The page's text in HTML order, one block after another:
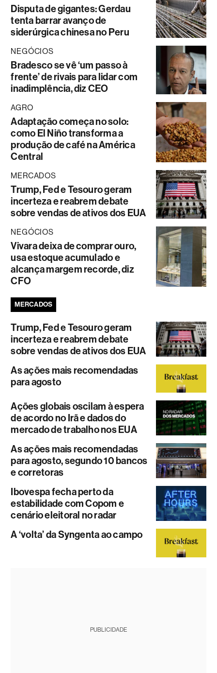
Disputa de gigantes: Gerdau
tenta barrar avanço de
siderúrgica chinesa no Peru
NEGÓCIOS
Bradesco se vê ‘um passo à
frente’ de rivais para lidar com
inadimplência, diz CEO
AGRO
Adaptação começa no solo:
como El Niño transforma a
produção de café na América
Central
MERCADOS
Trump, Fed e Tesouro geram
incerteza e reabrem debate
sobre vendas de ativos dos EUA
NEGÓCIOS
Vivara deixa de comprar ouro,
usa estoque acumulado e
alcança margem recorde, diz
CFO
MERCADOS
Trump, Fed e Tesouro geram
incerteza e reabrem debate
sobre vendas de ativos dos EUA
As ações mais recomendadas
para agosto
Ações globais oscilam à espera
de acordo no Irã e dados do
mercado de trabalho nos EUA
As ações mais recomendadas
para agosto, segundo 10 bancos
e corretoras
Ibovespa fecha perto da
estabilidade com Copom e
cenário eleitoral no radar
A ‘volta’ da Syngenta ao campo
PUBLICIDADE